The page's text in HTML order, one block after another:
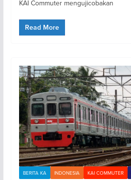
KAI Commuter mengujicobakan
Read More
BERITA KA INDONESIA KAI COMMUTER